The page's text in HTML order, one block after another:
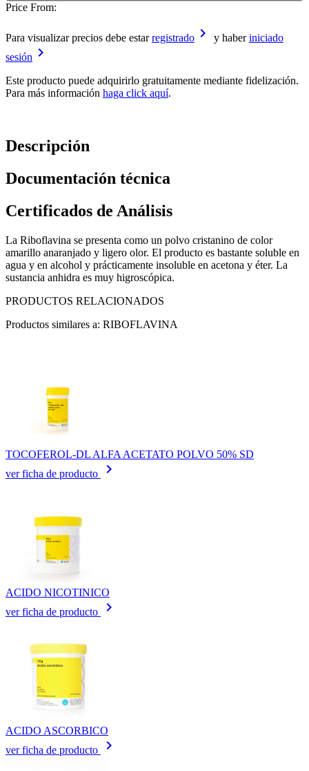
Price From:
Para visualizar precios debe estarregistrado keyboard_arrow_right y haberiniciado
sesión keyboard_arrow_right
Este producto puede adquirirlo gratuitamente mediante fidelización.
Para más información haga click aquí.
Descripción
Documentación técnica
Certificados de Análisis
La Riboflavina se presenta como un polvo cristanino de color
amarillo anaranjado y ligero olor. El producto es bastante soluble en
agua y en alcohol y prácticamente insoluble en acetona y éter. La
sustancia anhidra es muy higroscópica.
PRODUCTOS RELACIONADOS
Productos similares a: RIBOFLAVINA
TOCOFEROL-DL ALFA ACETATO POLVO 50% SD
ver ficha de producto
keyboard_arrow_right
ACIDO NICOTINICO
ver ficha de producto
keyboard_arrow_right
ACIDO ASCORBICO
ver ficha de producto
keyboard_arrow_right